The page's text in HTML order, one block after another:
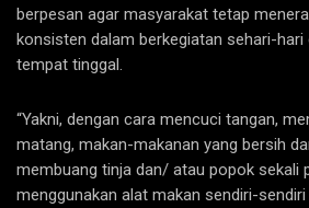
berpesan agar masyarakat tetap
konsisten dalam berkegiatan sehari-hari
tempat tinggal.
“Yakni, dengan cara mencuci tangan,
matang, makan-makanan yang bersih
membuang tinja dan/ atau popok sekali
menggunakan alat makan sendiri-